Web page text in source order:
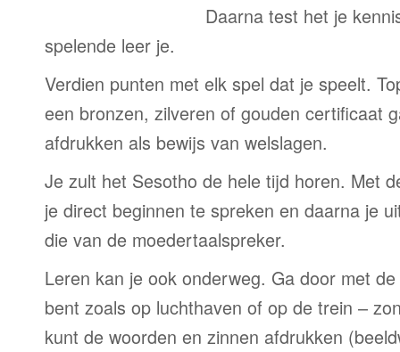
Daarna test het je
spelende leer je.
Verdien punten met elk spel dat je speelt.
een bronzen, zilveren of gouden certificaat
afdrukken als bewijs van welslagen.
Je zult het Sesotho de hele tijd horen. Met
je direct beginnen te spreken en daarna je
die van de moedertaalspreker.
Leren kan je ook onderweg. Ga door met
bent zoals op luchthaven of op de trein –
kunt de woorden en zinnen afdrukken